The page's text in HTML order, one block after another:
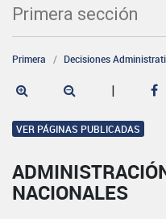
Primera sección
Primera Decisiones
|
VER PÁGINAS PUBLICADAS
NACIONALES